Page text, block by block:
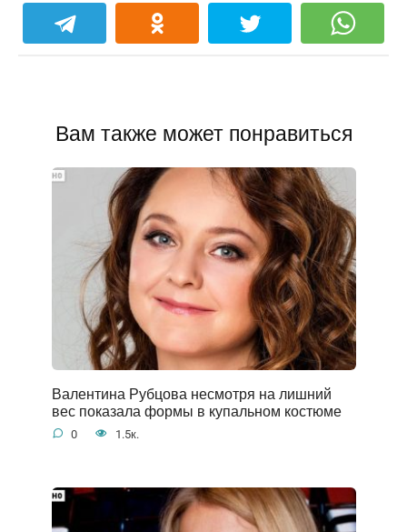
Вам также может понравиться
Валентина Рубцова несмотря на лишний
вес показала формы в купальном костюме
0 1.5к.